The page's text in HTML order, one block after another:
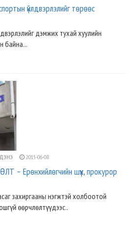
үйлдвэрлэлийг төрөөс
дэмжих тухай хуулийн
байна...
2015-06-08
– Ерөнхийлөгчийн шүүх, прокурор
захиргааны нэгжтэй холбоотой
өөрчлөлтүүдээс..